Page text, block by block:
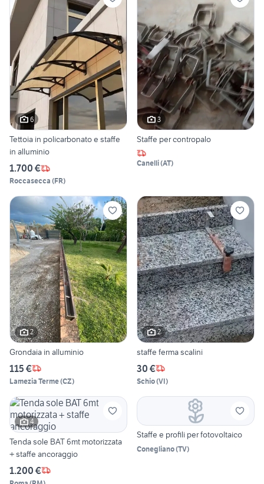
6
Tettoia in policarbonato e staffe
in alluminio
1.700 €
Roccasecca (FR)
3
Staffe per contropalo
Canelli(AT)
2
Grondaia in alluminio
115 €
Lamezia Terme(CZ)
2
staffe ferma scalini
30 €
Schio(VI)
4
Tenda sole BAT 6mt motorizzata
+ staffe ancoraggio
1.200 €
Staffe e profili per fotovoltaico
Conegliano(TV)